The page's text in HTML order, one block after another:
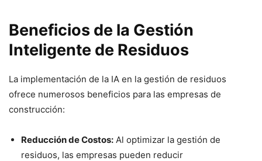
Beneficios de la Gestión
Inteligente de Residuos
La implementación de la IA en la gestión de residuos
ofrece numerosos beneficios para las empresas de
construcción:
Reducción de Costos: Al optimizar la gestión de
residuos, las empresas pueden reducir